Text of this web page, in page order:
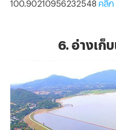
100.90210956232548 คลิก
6. อ่างเก็